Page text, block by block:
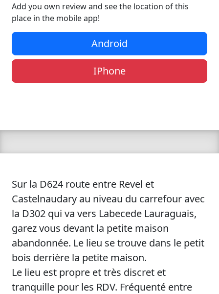
Add you own review and see the location of this
place in the mobile app!
Android
IPhone
Sur la D624 route entre Revel et
Castelnaudary au niveau du carrefour avec
la D302 qui va vers Labecede Lauraguais,
garez vous devant la petite maison
abandonnée. Le lieu se trouve dans le petit
bois derrière la petite maison.
Le lieu est propre et très discret et
tranquille pour les RDV. Fréquenté entre